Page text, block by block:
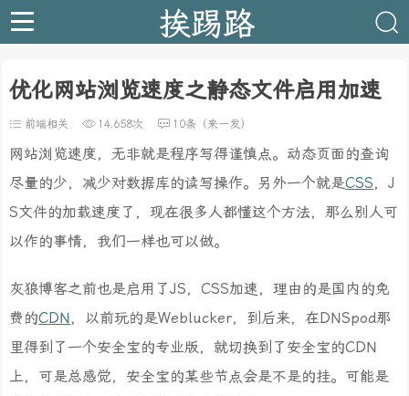
挨踢路
优化网站浏览速度之静态文件启用加速
前端相关 14,658次 10条（来一发）
网站浏览速度，无非就是程序写得谨慎点。动态页面的查询
尽量的少，减少对数据库的读写操作。另外一个就是CSS，J
S文件的加载速度了，现在很多人都懂这个方法，那么别人可
以作的事情，我们一样也可以做。
灰狼博客之前也是启用了JS，CSS加速，理由的是国内的免
费的CDN，以前玩的是Weblucker，到后来，在DNSpod那
里得到了一个安全宝的专业版，就切换到了安全宝的CDN
上，可是总感觉，安全宝的某些节点会是不是的挂。可能是